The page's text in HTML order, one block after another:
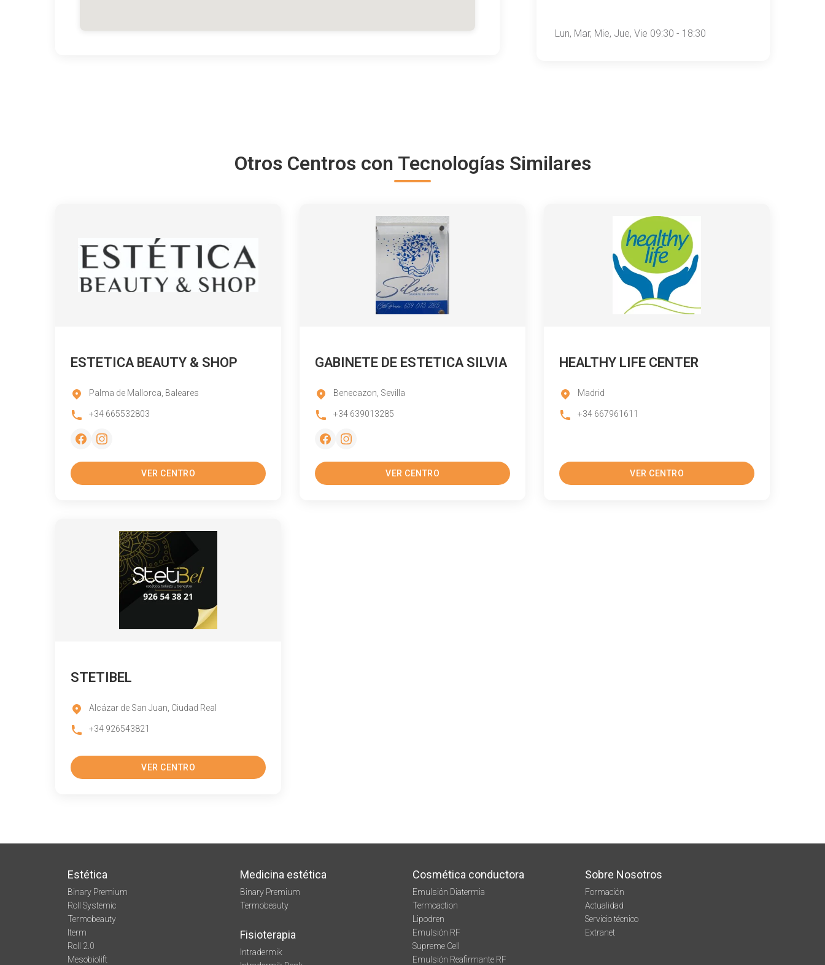
Lun, Mar, Mie, Jue, Vie 09:30 - 18:30
Otros Centros con Tecnologías Similares
ESTETICA BEAUTY & SHOP
Palma de Mallorca, Baleares
+34 665532803
VER CENTRO
GABINETE DE ESTETICA SILVIA
Benecazon, Sevilla
+34 639013285
VER CENTRO
HEALTHY LIFE CENTER
Madrid
+34 667961611
VER CENTRO
STETIBEL
Alcázar de San Juan, Ciudad Real
+34 926543821
VER CENTRO
Estética
Binary Premium
Roll Systemic
Termobeauty
Iterm
Roll 2.0
Mesobiolift
Medicina estética
Binary Premium
Termobeauty
Fisioterapia
Intradermik
Cosmética conductora
Emulsión Diatermia
Termoaction
Lipodren
Emulsión RF
Supreme Cell
Emulsión Reafirmante RF
Sobre Nosotros
Formación
Actualidad
Servicio técnico
Extranet